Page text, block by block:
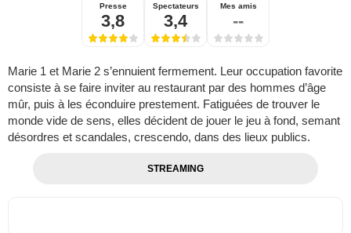
Presse
3,8
Spectateurs
3,4
Mes amis
--
Marie 1 et Marie 2 s’ennuient fermement. Leur occupation favorite
consiste à se faire inviter au restaurant par des hommes d’âge
mûr, puis à les éconduire prestement. Fatiguées de trouver le
monde vide de sens, elles décident de jouer le jeu à fond, semant
désordres et scandales, crescendo, dans des lieux publics.
STREAMING